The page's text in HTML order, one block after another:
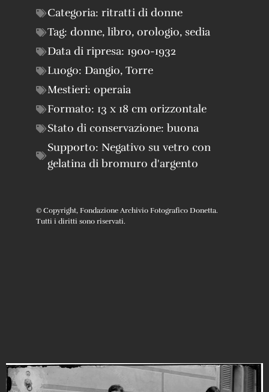
Categoria: ritratti di donne
Tag: donne, libro, orologio, sedia
Data di ripresa: 1900-1932
Luogo: Dangio, Torre
Mestieri: operaia
Formato: 13 x 18 cm orizzontale
Stato di conservazione: buona
Supporto: Negativo su vetro con
gelatina di bromuro d'argento
© Copyright, Fondazione Archivio Fotografico Donetta.
Tutti i diritti sono riservati.